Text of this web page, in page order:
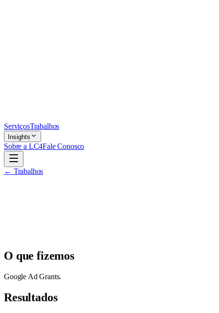
ServiçosTrabalhos
Insights
Sobre a LC4Fale Conosco
← Trabalhos
O que fizemos
Google Ad Grants.
Resultados